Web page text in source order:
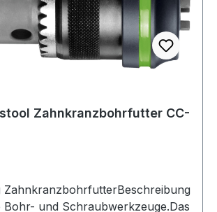
Zahnkranzbohrfutter CC-
ZahnkranzbohrfutterBeschreibung
Bohr- und Schraubwerkzeuge.Das